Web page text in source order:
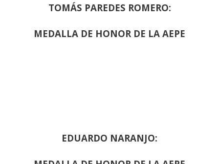
TOMÁS PAREDES ROMERO:
MEDALLA DE HONOR DE LA AEPE
EDUARDO NARANJO: